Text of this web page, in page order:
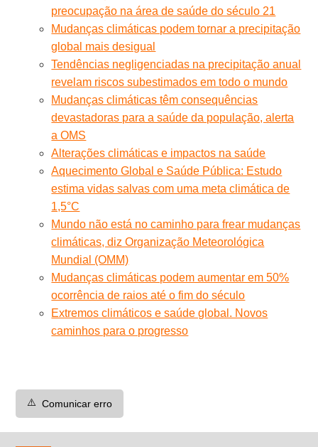
preocupação na área de saúde do século 21
Mudanças climáticas podem tornar a precipitação
global mais desigual
Tendências negligenciadas na precipitação anual
revelam riscos subestimados em todo o mundo
Mudanças climáticas têm consequências
devastadoras para a saúde da população, alerta
a OMS
Alterações climáticas e impactos na saúde
Aquecimento Global e Saúde Pública: Estudo
estima vidas salvas com uma meta climática de
1,5°C
Mundo não está no caminho para frear mudanças
climáticas, diz Organização Meteorológica
Mundial (OMM)
Mudanças climáticas podem aumentar em 50%
ocorrência de raios até o fim do século
Extremos climáticos e saúde global. Novos
caminhos para o progresso
⚠️ Comunicar erro